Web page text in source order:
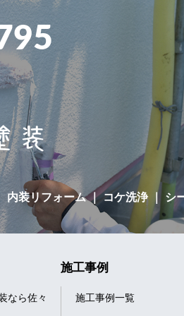
内装リフォーム｜ コケ洗浄 ｜ シ
なら佐々
施工事例
施工事例一覧